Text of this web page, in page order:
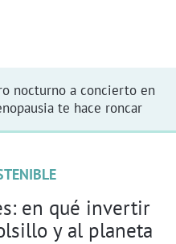
nocturno a concierto en
te hace roncar
en qué invertir
y al planeta